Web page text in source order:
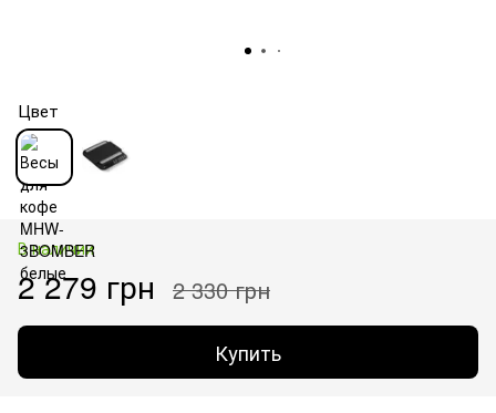
Цвет
В наличии
2 279 грн 2 330 грн
Купить